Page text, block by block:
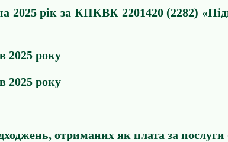
рік за КПКВК 2201420 (2282)
2025 року
2025 року
отриманих як плата за